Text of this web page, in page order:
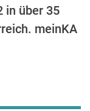
in über 35
meinKA